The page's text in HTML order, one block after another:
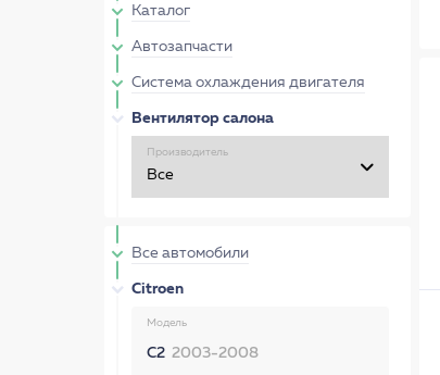
Каталог
Автозапчасти
Система охлаждения двигателя
Вентилятор салона
Производитель
Все автомобили
Citroen
Модель
C2 2003-2008